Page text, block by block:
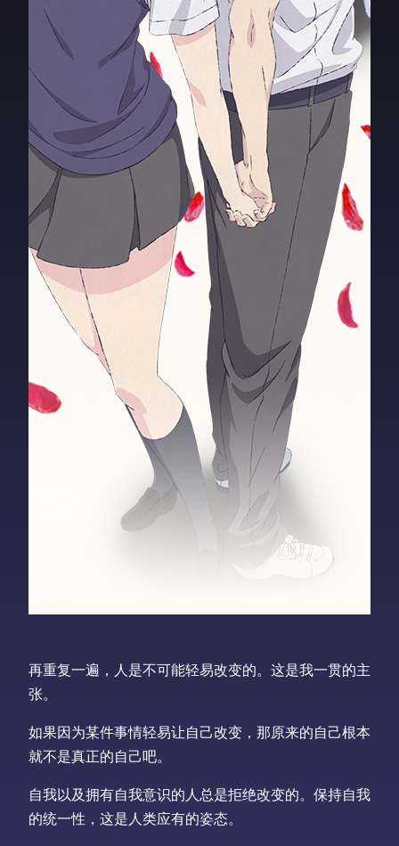
再重复一遍，人是不可能轻易改变的。这是我一贯的主
张。
如果因为某件事情轻易让自己改变，那原来的自己根本
就不是真正的自己吧。
自我以及拥有自我意识的人总是拒绝改变的。保持自我
的统一性，这是人类应有的姿态。